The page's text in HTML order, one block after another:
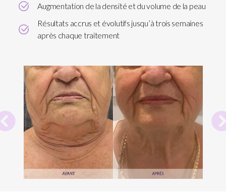
Augmentation de la densité et du volume de la peau
Résultats accrus et évolutifs jusqu’à trois semaines
après chaque traitement